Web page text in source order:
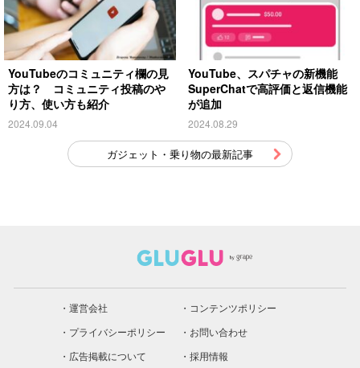
YouTubeのコミュニティ欄の見
方は？ コミュニティ投稿のや
り方、使い方も紹介
2024.09.04
YouTube、スパチャの新機能
SuperChatで高評価と返信機能
が追加
2024.08.29
ガジェット・乗り物の最新記事
運営会社
コンテンツポリシー
プライバシーポリシー
お問い合わせ
広告掲載について
採用情報